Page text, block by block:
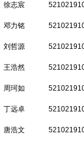
徐志宸
邓力铭
刘哲源
王浩然
周珂如
丁远卓
唐浩文